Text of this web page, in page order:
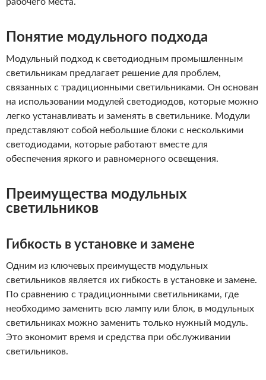
рабочего места.
Понятие модульного подхода
Модульный подход к светодиодным промышленным
светильникам предлагает решение для проблем,
связанных с традиционными светильниками. Он основан
на использовании модулей светодиодов, которые можно
легко устанавливать и заменять в светильнике. Модули
представляют собой небольшие блоки с несколькими
светодиодами, которые работают вместе для
обеспечения яркого и равномерного освещения.
Преимущества модульных
светильников
Гибкость в установке и замене
Одним из ключевых преимуществ модульных
светильников является их гибкость в установке и замене.
По сравнению с традиционными светильниками, где
необходимо заменить всю лампу или блок, в модульных
светильниках можно заменить только нужный модуль.
Это экономит время и средства при обслуживании
светильников.